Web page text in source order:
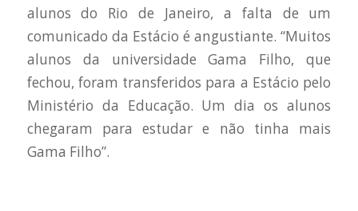
alunos do Rio de Janeiro, a falta de um
comunicado da Estácio é angustiante. “Muitos
alunos da universidade Gama Filho, que
fechou, foram transferidos para a Estácio pelo
Ministério da Educação. Um dia os alunos
chegaram para estudar e não tinha mais
Gama Filho”.